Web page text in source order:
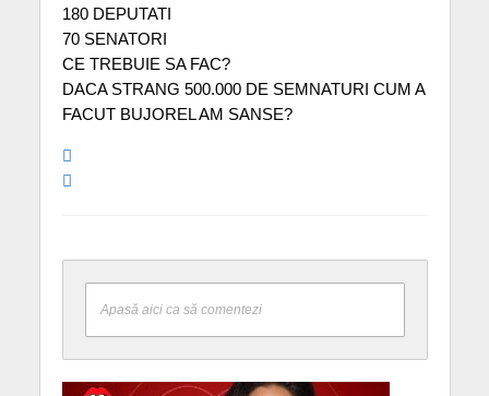
180 DEPUTATI
70 SENATORI
CE TREBUIE SA FAC?
DACA STRANG 500.000 DE SEMNATURI CUM A
FACUT BUJOREL AM SANSE?
Apasă aici ca să comentezi